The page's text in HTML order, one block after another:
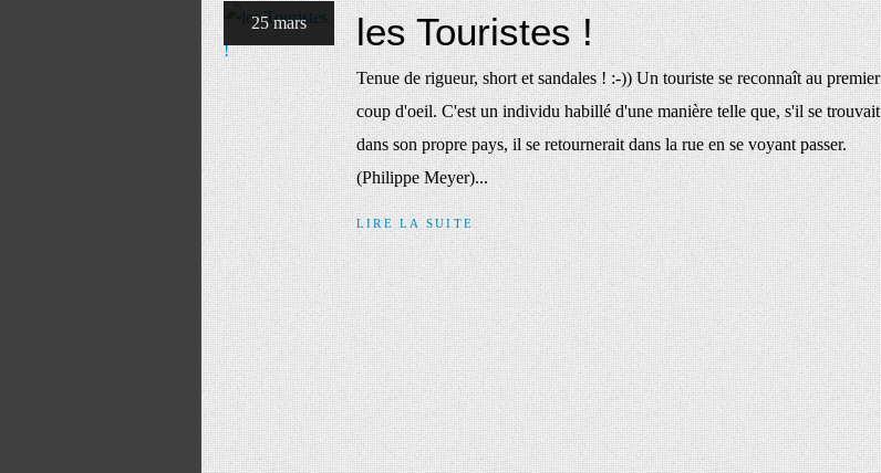
25 mars les Touristes !
Tenue de rigueur, short et sandales ! :-)) Un touriste se reconnaît au premier
coup d'oeil. C'est un individu habillé d'une manière telle que, s'il se trouvait
dans son propre pays, il se retournerait dans la rue en se voyant passer.
(Philippe Meyer)...
LIRE LA SUITE